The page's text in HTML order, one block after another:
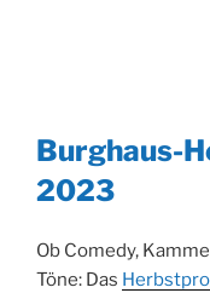
Burghaus-
2023
Ob Comedy,
Töne: Das